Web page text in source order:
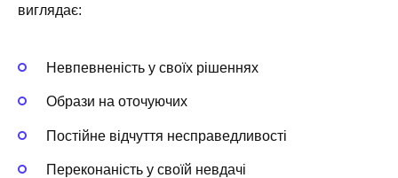
виглядає:
Невпевненість у своїх рішеннях
Образи на оточуючих
Постійне відчуття несправедливості
Переконаність у своїй невдачі